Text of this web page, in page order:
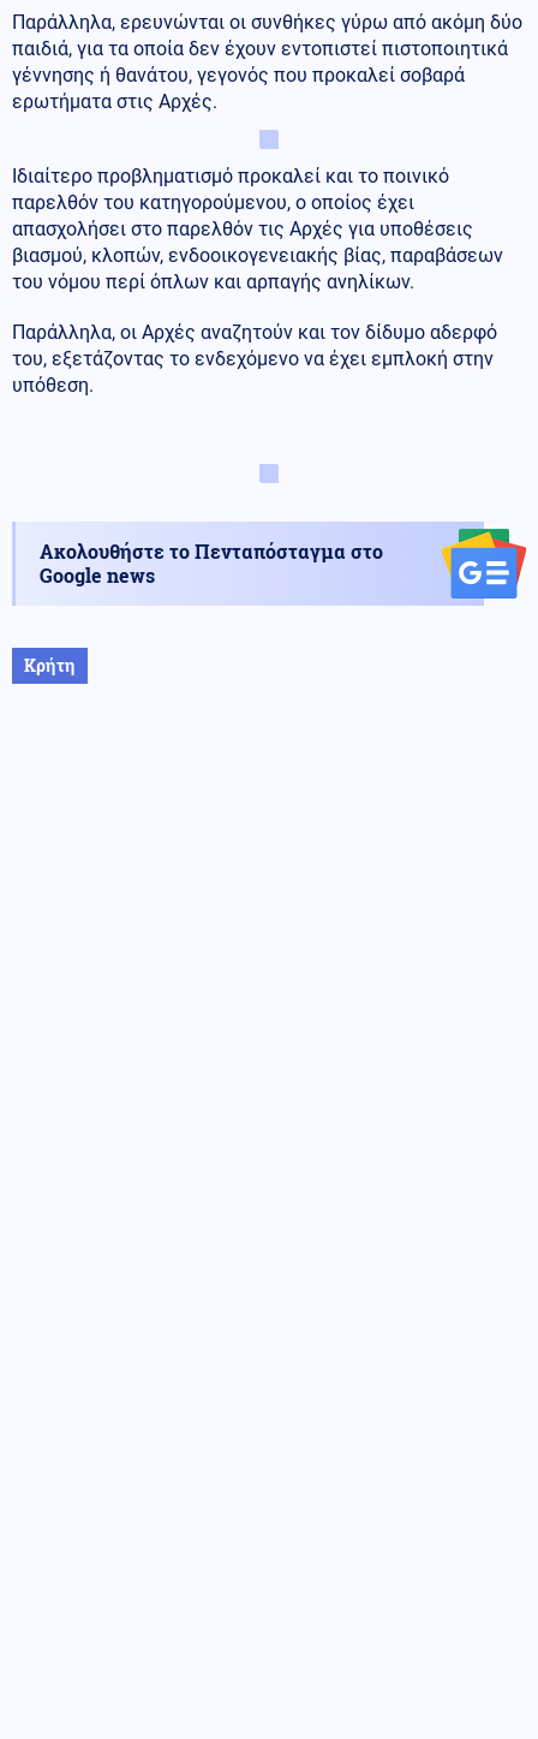
Παράλληλα, ερευνώνται οι συνθήκες γύρω από ακόμη δύο
παιδιά, για τα οποία δεν έχουν εντοπιστεί πιστοποιητικά
γέννησης ή θανάτου, γεγονός που προκαλεί σοβαρά
ερωτήματα στις Αρχές.
Ιδιαίτερο προβληματισμό προκαλεί και το ποινικό
παρελθόν του κατηγορούμενου, ο οποίος έχει
απασχολήσει στο παρελθόν τις Αρχές για υποθέσεις
βιασμού, κλοπών, ενδοοικογενειακής βίας, παραβάσεων
του νόμου περί όπλων και αρπαγής ανηλίκων.
Παράλληλα, οι Αρχές αναζητούν και τον δίδυμο αδερφό
του, εξετάζοντας το ενδεχόμενο να έχει εμπλοκή στην
υπόθεση.
Ακολουθήστε το Πενταπόσταγμα στο
Google news
Κρήτη